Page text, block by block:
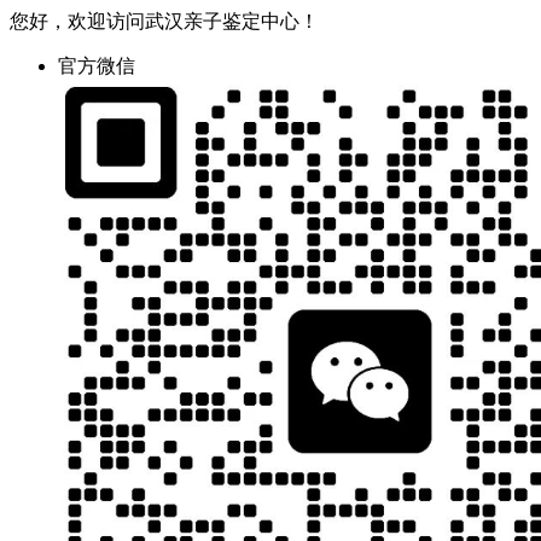
您好，欢迎访问武汉亲子鉴定中心！
官方微信